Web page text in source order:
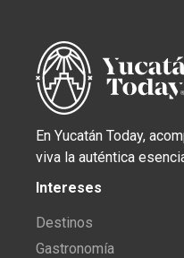
En Yucatán Today,
viva la auténtica
Intereses
Destinos
Gastronomía